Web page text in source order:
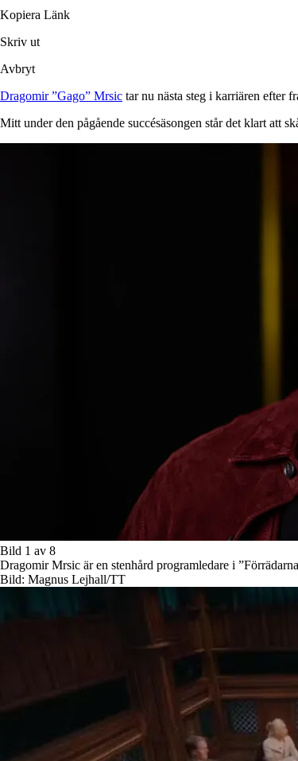
Kopiera Länk
Skriv ut
Avbryt
Dragomir ”Gago” Mrsic tar nu nästa steg i karriären efter
Mitt under den pågående succésäsongen står det klart att
Bild 1 av 8
Dragomir Mrsic är en stenhård programledare i
Bild: Magnus Lejhall/TT